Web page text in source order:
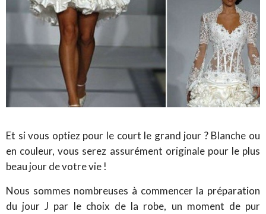
Et si vous optiez pour le court le grand jour ? Blanche ou
en couleur, vous serez assurément originalepour le plus
beau jour de votre vie !
Nous sommes nombreuses à commencer la préparation
du jour J par le choix de la robe, un moment de pur